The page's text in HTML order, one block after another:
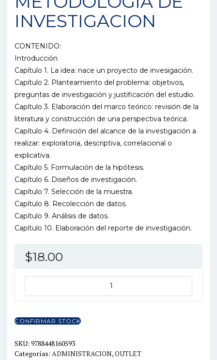
INVESTIGACION
CONTENIDO:
Introducción
Capítulo 1. La idea: nace un proyecto de invesigación.
Capítulo 2. Planteamiento del problema: objetivos,
preguntas de investigación y justificación del estudio.
Capítulo 3. Elaboración del marco teórico: revisión de la
literatura y construcción de una perspectiva teórica.
Capítulo 4. Definición del alcance de la investigación a
realizar: exploratoria, descriptiva, correlacional o
explicativa.
Capítulo 5. Formulación de la hipótesis.
Capítulo 6. Diseños de investigación.
Capítulo 7. Selección de la muestra.
Capítulo 8. Recolección de datos.
Capítulo 9. Análisis de datos.
Capítulo 10. Elaboración del reporte de investigación.
$18.00
DE
cantidad
CONFIRMAR STOCK
SKU: 9788448160593
Categorías: ADMINISTRACION,OUTLET